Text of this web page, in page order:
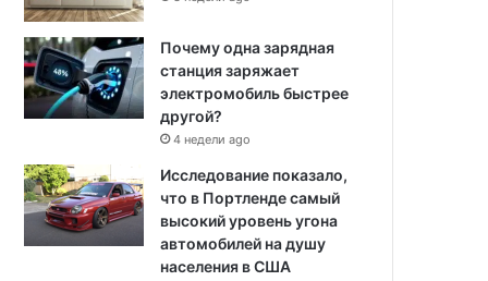
Почему одна зарядная
станция заряжает
электромобиль быстрее
другой?
4 недели ago
Исследование показало,
что в Портленде самый
высокий уровень угона
автомобилей на душу
населения в США